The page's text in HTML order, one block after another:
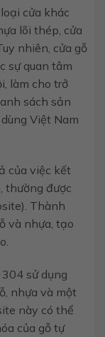
cửa khác
lõi thép, cửa
nhiên, cửa gỗ
sự quan tâm
làm cho trở
sách sản
Việt Nam
của việc kết
thường được
Thành
và nhựa, tạo
sử dụng
nhựa và một
này có thể
của gỗ tự